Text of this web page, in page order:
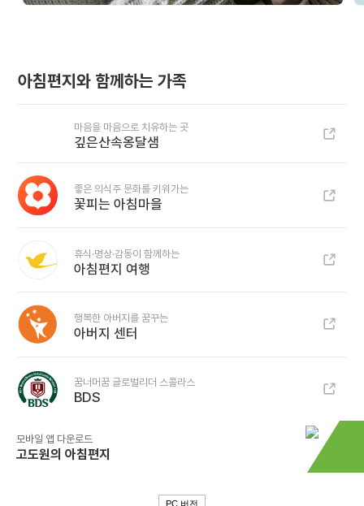
아침편지와 함께하는 가족
마음을 마음으로 치유하는 곳
깊은산속옹달샘
좋은 의식주 문화를 키워가는
꽃피는 아침마을
휴식·명상·감동이 함께하는
아침편지 여행
행복한 아버지를 꿈꾸는
아버지 센터
꿈너머꿈 글로벌리더 스콜라스
BDS
모바일 앱 다운로드
고도원의 아침편지
PC 버전